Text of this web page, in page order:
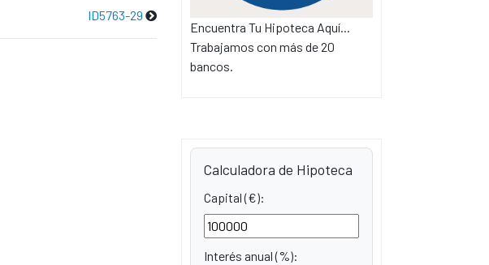
ID5763-29
Encuentra Tu Hipoteca Aquí...
Trabajamos con más de 20
bancos.
Calculadora de Hipoteca
Capital (€):
Interés anual (%):